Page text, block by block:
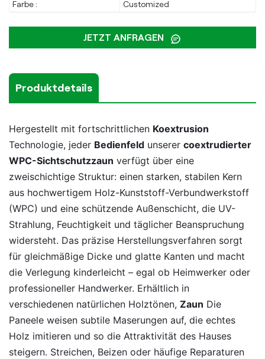
Farbe :
Customized
JETZT ANFRAGEN
Produktdetails
Hergestellt mit fortschrittlichen Koextrusion
Technologie, jeder Bedienfeld unserer coextrudierter
WPC-Sichtschutzzaun verfügt über eine
zweischichtige Struktur: einen starken, stabilen Kern
aus hochwertigem Holz-Kunststoff-Verbundwerkstoff
(WPC) und eine schützende Außenschicht, die UV-
Strahlung, Feuchtigkeit und täglicher Beanspruchung
widersteht. Das präzise Herstellungsverfahren sorgt
für gleichmäßige Dicke und glatte Kanten und macht
die Verlegung kinderleicht – egal ob Heimwerker oder
professioneller Handwerker. Erhältlich in
verschiedenen natürlichen Holztönen, Zaun Die
Paneele weisen subtile Maserungen auf, die echtes
Holz imitieren und so die Attraktivität des Hauses
steigern. Streichen, Beizen oder häufige Reparaturen